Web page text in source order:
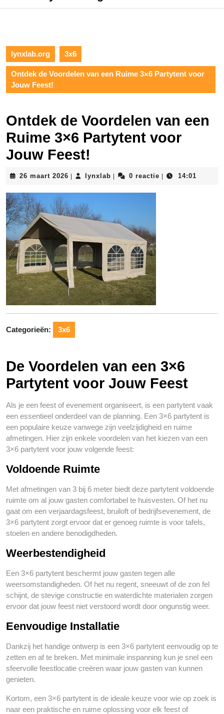
lynxlab.org 3x6
Ontdek de Voordelen van een Ruime 3×6 Partytent voor
Jouw Feest!
Ontdek de Voordelen van een
Ruime 3×6 Partytent voor
Jouw Feest!
26 maart 2026 26
2026
lynxlab lynxlab0 reactie 14:01
Categorieën: 3x6
De Voordelen van een 3×6
Partytent voor Jouw Feest
Als je een feest of evenement organiseert, is een partytent vaak
een essentieel onderdeel van de planning. Een 3×6 partytent is
een populaire keuze vanwege zijn veelzijdigheid en ruime
afmetingen. Hier zijn enkele voordelen van het kiezen van een
3×6 partytent voor jouw volgende feest:
Voldoende Ruimte
Met afmetingen van 3 bij 6 meter biedt deze partytent voldoende
ruimte om al jouw gasten comfortabel te huisvesten. Of het nu
gaat om een verjaardagsfeest, bruiloft of bedrijfsevenement, de
3×6 partytent zorgt ervoor dat er genoeg ruimte is voor tafels,
stoelen en andere benodigdheden.
Weerbestendigheid
Een 3×6 partytent beschermt jouw gasten tegen alle
weersomstandigheden. Of het nu regent, sneeuwt of de zon fel
schijnt, de stevige constructie en waterdichte materialen zorgen
ervoor dat jouw feest niet verstoord wordt door ongunstig weer.
Eenvoudige Installatie
Dankzij het handige ontwerp is een 3×6 partytent eenvoudig op te
zetten en af te breken. Met minimale inspanning kun je snel een
sfeervolle feestlocatie creëren waar jouw gasten van kunnen
genieten.
Kortom, een 3×6 partytent is de ideale keuze voor wie op zoek is
naar een praktische en ruime oplossing voor elk feest of